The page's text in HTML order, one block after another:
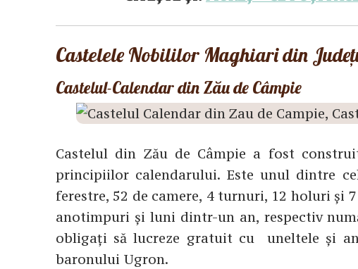
Castelele Nobililor Maghiari din
Castelul-Calendar din Zău de Câmpie
Castelul din Zău de Câmpie a fost
principiilor calendarului. Este unul dintre
ferestre, 52 de camere, 4 turnuri, 12 holuri și
anotimpuri și luni dintr-un an, respectiv
obligați să lucreze gratuit cu uneltele și
baronului Ugron.